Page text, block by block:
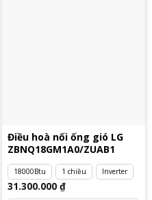
Điều hoà nối ống gió LG
ZBNQ18GM1A0/ZUAB1
18000Btu 1 chiều Inverter
31.300.000 ₫